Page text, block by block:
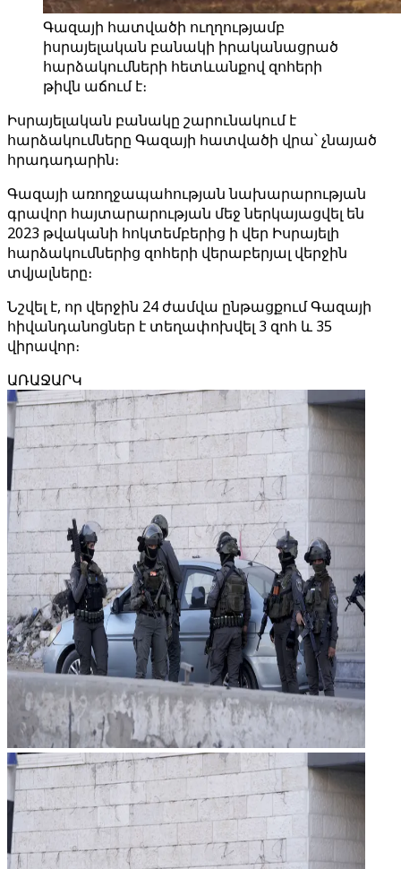
Գազայի հատվածի ուղղությամբ
իսրայելական բանակի իրականացրած
հարձակումների հետևանքով զոհերի
թիվն աճում է։
Իսրայելական բանակը շարունակում է
հարձակումները Գազայի հատվածի վրա՝ չնայած
հրադադարին։
Գազայի առողջապահության նախարարության
գրավոր հայտարարության մեջ ներկայացվել են
2023 թվականի հոկտեմբերից ի վեր Իսրայելի
հարձակումներից զոհերի վերաբերյալ վերջին
տվյալները։
Նշվել է, որ վերջին 24 ժամվա ընթացքում Գազայի
հիվանդանոցներ է տեղափոխվել 3 զոհ և 35
վիրավոր։
ԱՌԱՋԱՐԿ